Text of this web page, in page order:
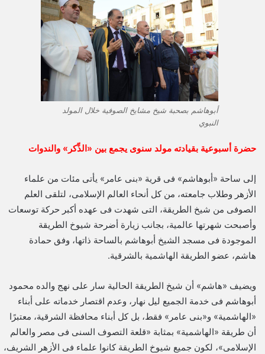
أبوهاشم بصحبة شيخ مشايخ الصوفية خلال المولد
النبوي
حضرة أسبوعية بقيادته مولد سنوى يجمع بين «الذِّكر» والندوات
إلى ساحة «أبوهاشم» فى قرية «بنى عامر» يأتى مئات من علماء
الأزهر وطلاب جامعته، من كل أنحاء العالم الإسلامى، لتلقى العلم
الصوفى من شيخ الطريقة، التى شهدت فى عهده أكبر حركة توسعات
وأصبحت شهرتها عالمية، بجانب زيارة أضرحة شيوخ الطريقة
الموجودة فى مسجد الشيخ أبوهاشم بالساحة ذاتها، وفق حمادة
هاشم، عضو الطريقة الهاشمية بالشرقية.
ويضيف «هاشم» أن شيخ الطريقة الحالية سار على نهج والده محمود
أبوهاشم فى خدمة الجميع ليل نهار، وعدم اقتصار خدماته على أبناء
«الهاشمية» و«بنى عامر» فقط، بل كل أبناء محافظة الشرقية، معتبرًا
أن طريقة «الهاشمية» بمثابة «قلعة التصوف السنى فى مصر والعالم
الإسلامى»، لكون جميع شيوخ الطريقة كانوا علماء فى الأزهر الشريف،